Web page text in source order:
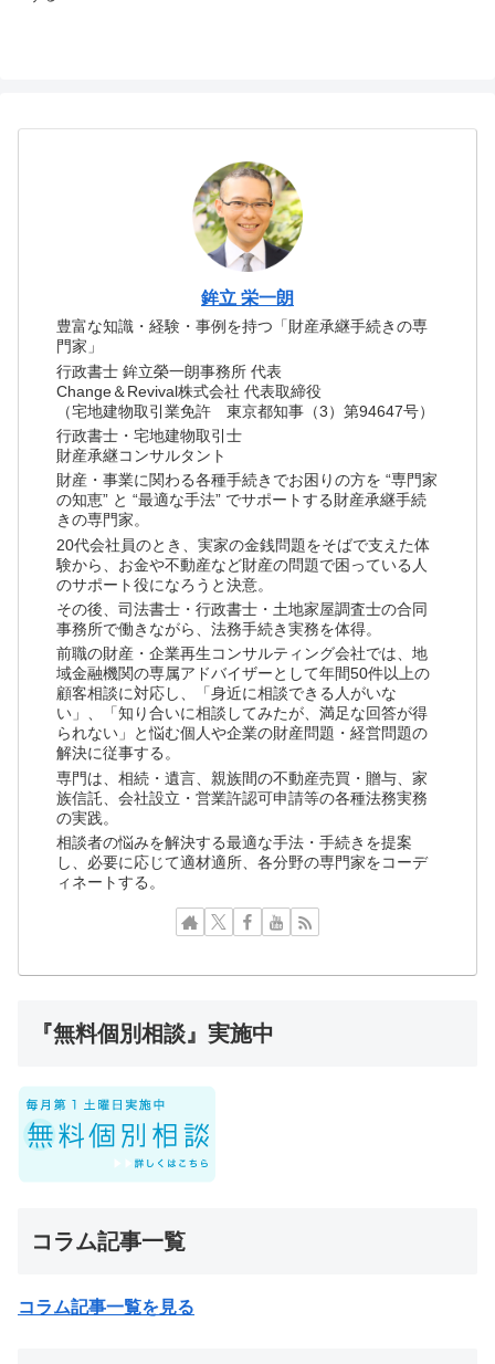
鉾立 栄一朗
豊富な知識・経験・事例を持つ「財産承継手続きの専
門家」
行政書士 鉾立榮一朗事務所 代表
Change＆Revival株式会社 代表取締役
（宅地建物取引業免許 東京都知事（3）第94647号）
行政書士・宅地建物取引士
財産承継コンサルタント
財産・事業に関わる各種手続きでお困りの方を “専門家
の知恵” と “最適な手法” でサポートする財産承継手続
きの専門家。
20代会社員のとき、実家の金銭問題をそばで支えた体
験から、お金や不動産など財産の問題で困っている人
のサポート役になろうと決意。
その後、司法書士・行政書士・土地家屋調査士の合同
事務所で働きながら、法務手続き実務を体得。
前職の財産・企業再生コンサルティング会社では、地
域金融機関の専属アドバイザーとして年間50件以上の
顧客相談に対応し、「身近に相談できる人がいな
い」、「知り合いに相談してみたが、満足な回答が得
られない」と悩む個人や企業の財産問題・経営問題の
解決に従事する。
専門は、相続・遺言、親族間の不動産売買・贈与、家
族信託、会社設立・営業許認可申請等の各種法務実務
の実践。
相談者の悩みを解決する最適な手法・手続きを提案
し、必要に応じて適材適所、各分野の専門家をコーデ
ィネートする。
『無料個別相談』実施中
コラム記事一覧
コラム記事一覧を見る